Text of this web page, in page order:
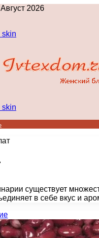
2026
skin
skin
существует
в себе вкус и